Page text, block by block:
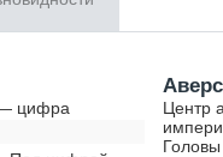
— цифра
Аверс
Центр